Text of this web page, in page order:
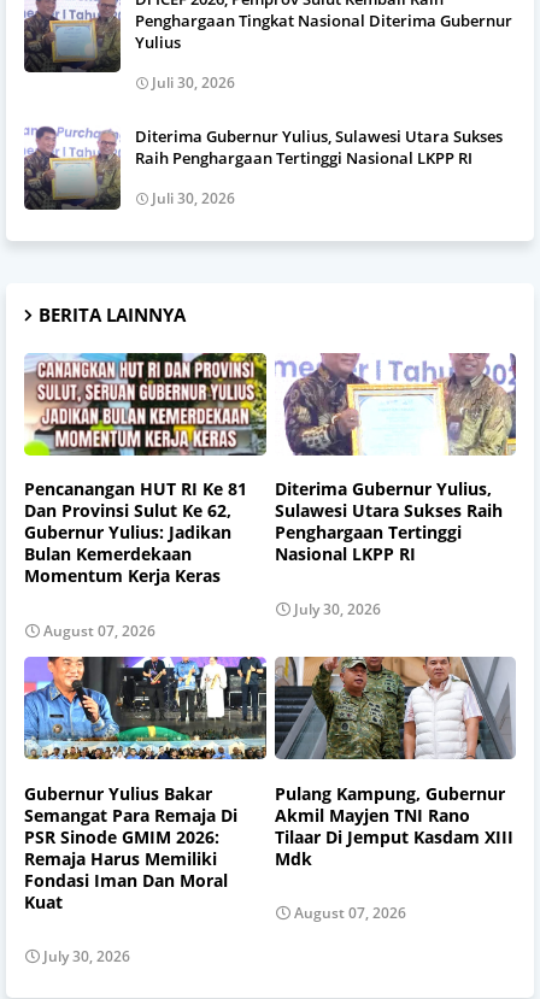
Penghargaan Tingkat Nasional Diterima Gubernur
Yulius
Juli 30, 2026
Diterima Gubernur Yulius, Sulawesi Utara Sukses
Raih Penghargaan Tertinggi Nasional LKPP RI
Juli 30, 2026
BERITA LAINNYA
Pencanangan HUT RI Ke 81
Dan Provinsi Sulut Ke 62,
Gubernur Yulius: Jadikan
Bulan Kemerdekaan
Momentum Kerja Keras
August 07, 2026
Diterima Gubernur Yulius,
Sulawesi Utara Sukses Raih
Penghargaan Tertinggi
Nasional LKPP RI
July 30, 2026
Gubernur Yulius Bakar
Semangat Para Remaja Di
PSR Sinode GMIM 2026:
Remaja Harus Memiliki
Fondasi Iman Dan Moral
Kuat
July 30, 2026
Pulang Kampung, Gubernur
Akmil Mayjen TNI Rano
Tilaar Di Jemput Kasdam XIII
Mdk
August 07, 2026